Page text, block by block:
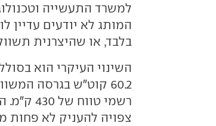
המותג לא יודעים עדיין
בלבד, או שהיצרנית
60.2 קוט"ש בגרסה
רשמי